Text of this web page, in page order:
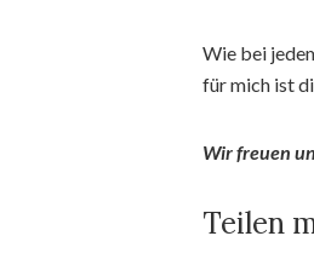
Wie bei
für mich ist
Wir freuen
Teilen